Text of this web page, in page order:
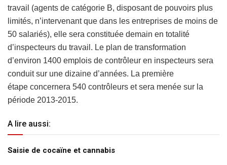
travail (agents de catégorie B, disposant de pouvoirs plus
limités, n’intervenant que dans les entreprises de moins de
50 salariés), elle sera constituée demain en totalité
d’inspecteurs du travail. Le plan de transformation
d’environ 1400 emplois de contrôleur en inspecteurs sera
conduit sur une dizaine d’années. La première
étape concernera 540 contrôleurs et sera menée sur la
période 2013-2015.
A lire aussi:
Saisie de cocaïne et cannabis